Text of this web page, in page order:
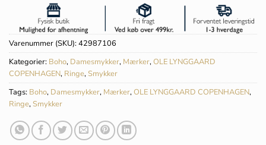
Varenummer (SKU):42987106
Kategorier: Boho, Damesmykker, Mærker,OLE LYNGGAARD
COPENHAGEN, Ringe, Smykker
Tags: Boho, Damesmykker, Mærker,OLE LYNGGAARD COPENHAGEN,
Ringe, Smykker